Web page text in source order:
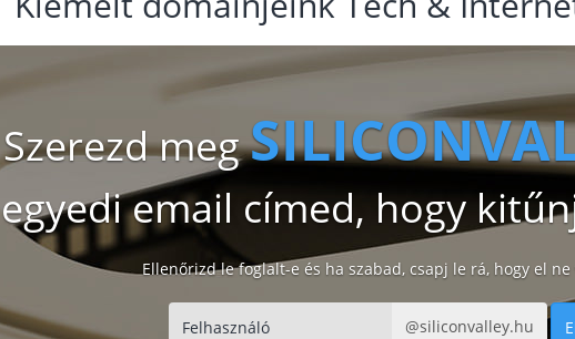
Szerezd meg
egyedi email címed, hogy
Ellenőrizd le foglalt-e és ha szabad, csapj le rá, hogy el ne
@disconnect.hu